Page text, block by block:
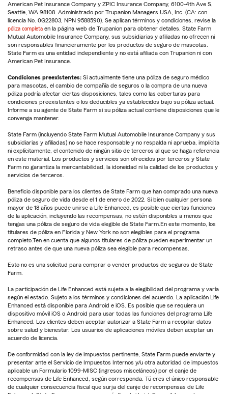
American Pet Insurance Company y ZPIC Insurance Company, 6100-4th Ave S,
Seattle, WA 98108. Administrado por Trupanion Managers USA, Inc. (CA: con
licencia No. 0G22803, NPN 9588590). Se aplican términos y condiciones, revise la
póliza completa en la página web de Trupanion para obtener detalles. State Farm
Mutual Automobile Insurance Company, sus subsidiarias y afiliadas no ofrecen ni
son responsables financieramente por los productos de seguro de mascotas.
State Farm es una entidad independiente y no está afiliada con Trupanion ni con
American Pet Insurance.
Condiciones preexistentes: Si actualmente tiene una póliza de seguro médico
para mascotas, el cambio de compañía de seguros o la compra de una nueva
póliza podría afectar ciertas disposiciones, tales como las coberturas para
condiciones preexistentes o los deducibles ya establecidos bajo su póliza actual.
Informe a su agente de State Farm si su póliza actual contiene disposiciones que le
convenga mantener.
State Farm (incluyendo State Farm Mutual Automobile Insurance Company y sus
subsidiarias y afiliadas) no se hace responsable y no respalda ni aprueba, implícita
ni explícitamente, el contenido de ningún sitio de terceros al que se haga referencia
en este material. Los productos y servicios son ofrecidos por terceros y State
Farm no garantiza la mercantabilidad, la idoneidad ni la calidad de los productos y
servicios de terceros.
Beneficio disponible para los clientes de State Farm que han comprado una nueva
póliza de seguro de vida desde el 1 de enero de 2022. Si bien cualquier persona
mayor de 18 años puede unirse a Life Enhanced, es posible que ciertas funciones
de la aplicación, incluyendo las recompensas, no estén disponibles a menos que
tengas una póliza de seguro de vida elegible de State Farm.En este momento, los
titulares de póliza en Florida y New York no son elegibles para el programa
completo.Ten en cuenta que algunos titulares de póliza pueden experimentar un
retraso antes de que una nueva póliza sea elegible para recompensas.
Esto no es una solicitud para comprar o vender productos de seguros de State
Farm.
La participación de Life Enhanced está sujeta a la elegibilidad del programa y varía
según el estado. Sujeto a los términos y condiciones del acuerdo. La aplicación Life
Enhanced está disponible para Android e iOS. Es posible que se requiera un
dispositivo móvil iOS o Android para usar todas las funciones del programa Life
Enhanced. Los clientes deben aceptar autorizar a State Farm a recopilar datos
sobre salud y bienestar. Los usuarios de aplicaciones móviles deben aceptar un
acuerdo de licencia.
De conformidad con la ley de impuestos pertinente, State Farm puede enviarte y
presentar ante el Servicio de Impuestos Internos y/u otra autoridad de impuestos
aplicable un Formulario 1099-MISC (ingresos misceláneos) por el canje de
recompensas de Life Enhanced, según corresponda. Tú eres el único responsable
de cualquier consecuencia fiscal que surja del canje de recompensas de Life